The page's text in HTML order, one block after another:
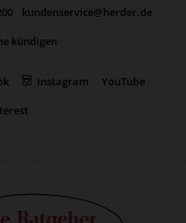
kundenservice@herder.de
kündigen
Instagram
YouTube